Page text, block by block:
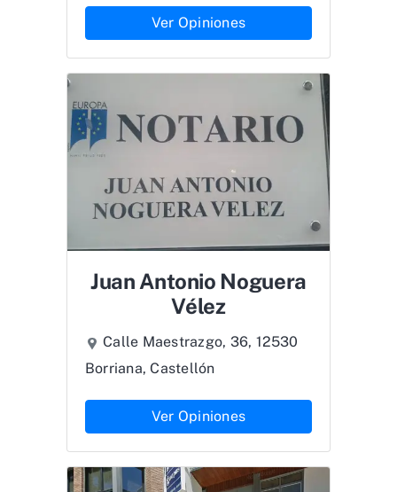
Ver Opiniones
Juan Antonio Noguera
Vélez
Calle Maestrazgo, 36, 12530
Borriana, Castellón
Ver Opiniones